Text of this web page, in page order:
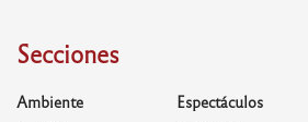
Secciones
Ambiente
Espectáculos